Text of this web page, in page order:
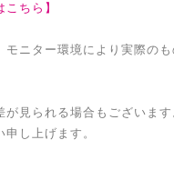
ちら】
ニター環境により実際の
見られる場合もございます
し上げます。